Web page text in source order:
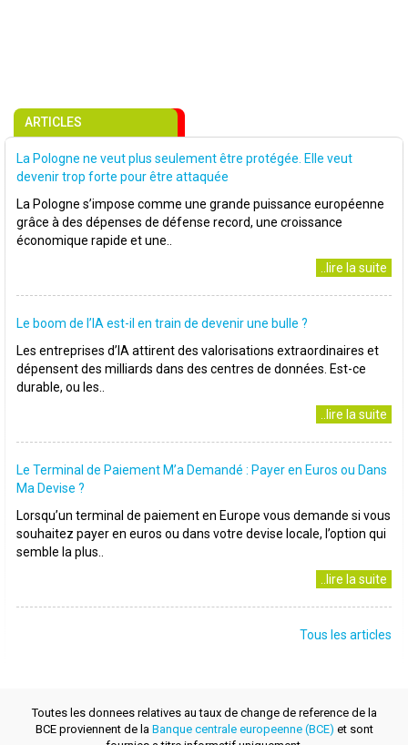
ARTICLES
La Pologne ne veut plus seulement être protégée. Elle veut
devenir trop forte pour être attaquée
La Pologne s’impose comme une grande puissance européenne
grâce à des dépenses de défense record, une croissance
économique rapide et une..
..lire la suite
Le boom de l’IA est-il en train de devenir une bulle ?
Les entreprises d’IA attirent des valorisations extraordinaires et
dépensent des milliards dans des centres de données. Est-ce
durable, ou les..
..lire la suite
Le Terminal de Paiement M’a Demandé : Payer en Euros ou Dans
Ma Devise ?
Lorsqu’un terminal de paiement en Europe vous demande si vous
souhaitez payer en euros ou dans votre devise locale, l’option qui
semble la plus..
..lire la suite
Tous les articles
Toutes les donnees relatives au taux de change de reference de la
BCE proviennent de la Banque centrale europeenne (BCE) et sont